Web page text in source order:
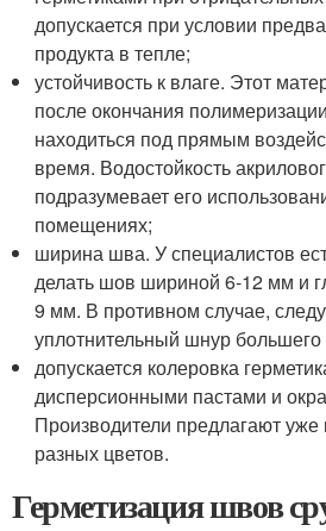
допускается при условии
продукта в тепле;
устойчивость к влаге. Этот
после окончания
находиться под прямым
время. Водостойкость
подразумевает его
помещениях;
ширина шва. У специалистов
делать шов шириной 6-12 мм и
9 мм. В противном случае,
уплотнительный шнур большего
допускается колеровка
дисперсионными пастами и
Производители предлагают уже
разных цветов.
Герметизация швов